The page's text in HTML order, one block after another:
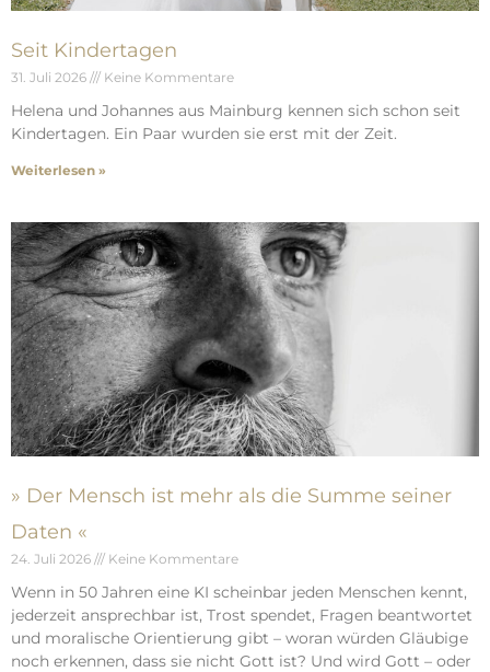
Seit Kindertagen
31. Juli 2026 Keine Kommentare
Helena und Johannes aus Mainburg kennen sich schon seit
Kindertagen. Ein Paar wurden sie erst mit der Zeit.
Weiterlesen »
» Der Mensch ist mehr als die Summe seiner
Daten «
24. Juli 2026 Keine Kommentare
Wenn in 50 Jahren eine KI scheinbar jeden Menschen kennt,
jederzeit ansprechbar ist, Trost spendet, Fragen beantwortet
und moralische Orientierung gibt – woran würden Gläubige
noch erkennen, dass sie nicht Gott ist? Und wird Gott – oder